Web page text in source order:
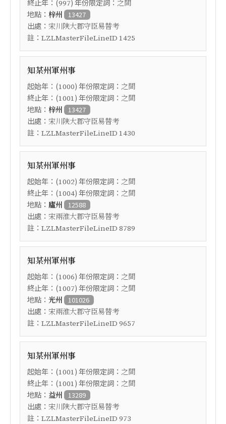
終止年：(997) 年份限定詞： 之間
地點： 梓州 13427
出處： 宋川陝大郡守臣易替考
註： LZLMasterFileLineID 1425
知某州軍州事
起始年：(1000) 年份限定詞： 之間
終止年：(1001) 年份限定詞： 之間
地點： 梓州 13427
出處： 宋川陝大郡守臣易替考
註： LZLMasterFileLineID 1430
知某州軍州事
起始年：(1002) 年份限定詞： 之間
終止年：(1004) 年份限定詞： 之間
地點： 廬州 12588
出處： 宋兩淮大郡守臣易替考
註： LZLMasterFileLineID 8789
知某州軍州事
起始年：(1006) 年份限定詞： 之間
終止年：(1007) 年份限定詞： 之間
地點： 光州 101026
出處： 宋兩淮大郡守臣易替考
註： LZLMasterFileLineID 9657
知某州軍州事
起始年：(1001) 年份限定詞： 之間
終止年：(1001) 年份限定詞： 之間
地點： 益州 13289
出處： 宋川陝大郡守臣易替考
註： LZLMasterFileLineID 973